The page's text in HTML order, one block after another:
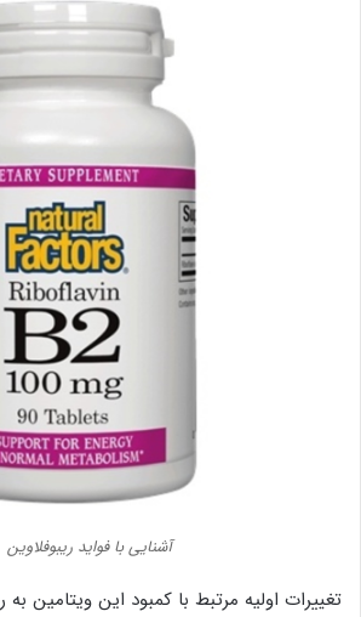
آشنایی با فواید ریبوفلاوین
تغییرات اولیه مرتبط با کمبود این ویتامین به